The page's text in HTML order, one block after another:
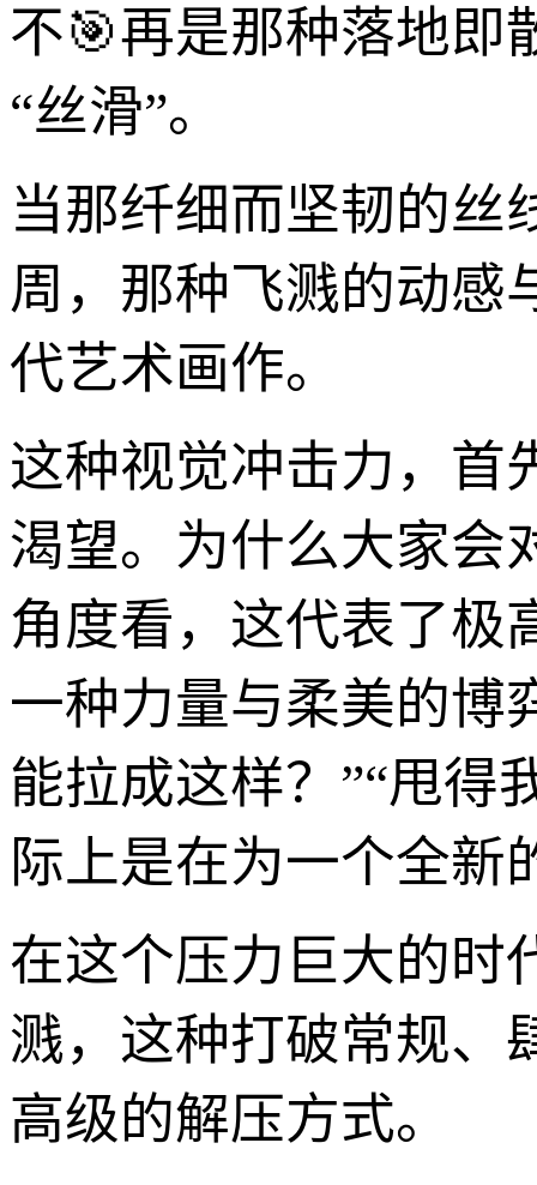
不🎯再是那种落地即
“丝滑”。
当那纤细而坚韧的丝
周，那种飞溅的动感
代艺术画作。
这种视觉冲击力，首
渴望。为什么大家会
角度看，这代表了极
一种力量与柔美的博
能拉成这样？”“甩得
际上是在为一个全新
在这个压力巨大的时
溅，这种打破常规、
高级的解压方式。